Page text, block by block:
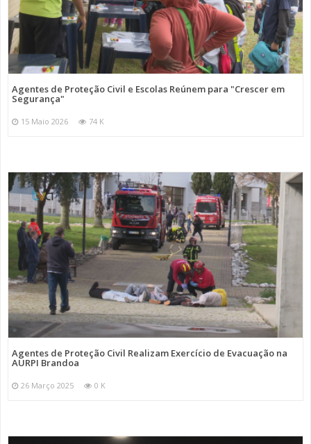
Agentes de Proteção Civil e Escolas Reúnem para "Crescer em
Segurança"
15 Maio 2026 74 K
Agentes de Proteção Civil Realizam Exercício de Evacuação na
AURPI Brandoa
26 Março 2025 0 K